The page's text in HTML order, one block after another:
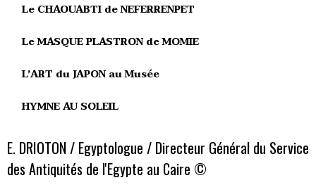
Le CHAOUABTI de NEFERRENPET
Le MASQUE PLASTRON de MOMIE
L’ART du JAPON au Musée
HYMNE AU SOLEIL
E. DRIOTON / Egyptologue / Directeur Général du Service
des Antiquités de l'Egypte au Caire ©